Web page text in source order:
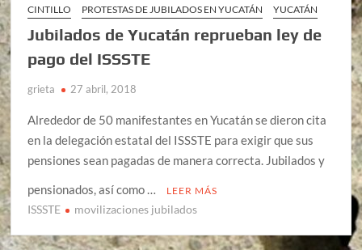
CINTILLO PROTESTAS DE JUBILADOS EN YUCATÁN YUCATÁN
Jubilados de Yucatán reprueban ley de
pago del ISSSTE
grieta 27 abril, 2018
Alrededor de 50 manifestantes en Yucatán se dieron cita
en la delegación estatal del ISSSTE para exigir que sus
pensiones sean pagadas de manera correcta. Jubilados y
pensionados, así como …
LEER MÁS
ISSSTE movilizaciones jubilados